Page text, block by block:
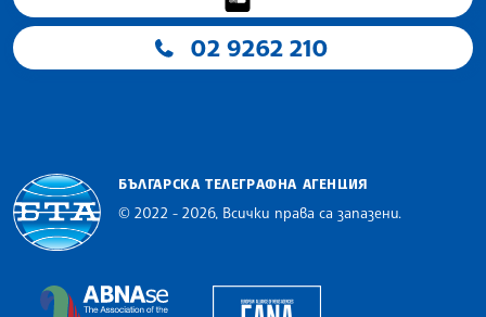
02 9262 210
БЪЛГАРСКА ТЕЛЕГРАФНА АГЕНЦИЯ
© 2022 - 2026, Всички права са запазени.
The Assocoation of the Balkan News Agencies